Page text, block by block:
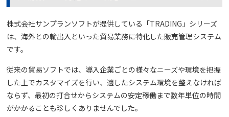
株式会社サンプランソフトが提供している「TRADING」シリーズ
は、海外との輸出入といった貿易業務に特化した販売管理システム
です。
従来の貿易ソフトでは、導入企業ごとの様々なニーズや環境を把握
した上でカスタマイズを行い、適したシステム環境を整えなければ
ならず、最初の打合せからシステムの安定稼働まで数年単位の時間
がかかることも珍しくありませんでした。